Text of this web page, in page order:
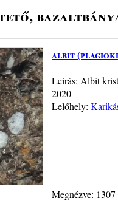
albit
Leírás: Albit
2020
Lelőhely:
Megnézve: